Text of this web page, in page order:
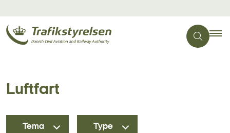
Luftfart
Tema Type